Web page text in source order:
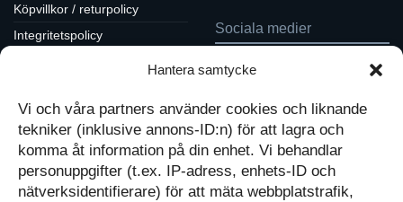
Hantera samtycke
Vi och våra partners använder cookies och liknande
tekniker (inklusive annons-ID:n) för att lagra och
komma åt information på din enhet. Vi behandlar
personuppgifter (t.ex. IP-adress, enhets-ID och
nätverksidentifierare) för att mäta webbplatstrafik,
Köpvillkor / returpolicy
Integritetspolicy
Mitt konto
Kassan
Sociala medier
Följ oss på Facebook
Inspiration på Pinterest
Diskutera på LinkedIn
Varukorg Kunskapat